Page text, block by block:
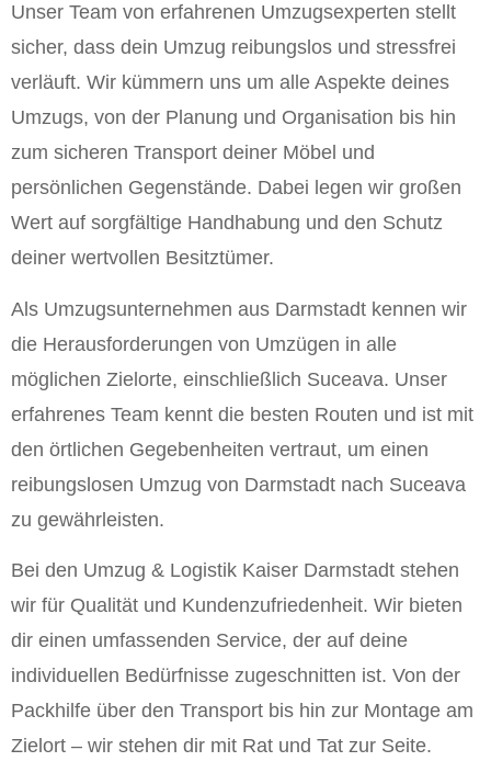
Unser Team von erfahrenen Umzugsexperten stellt
sicher, dass dein Umzug reibungslos und stressfrei
verläuft. Wir kümmern uns um alle Aspekte deines
Umzugs, von der Planung und Organisation bis hin
zum sicheren Transport deiner Möbel und
persönlichen Gegenstände. Dabei legen wir großen
Wert auf sorgfältige Handhabung und den Schutz
deiner wertvollen Besitztümer.
Als Umzugsunternehmen aus Darmstadt kennen wir
die Herausforderungen von Umzügen in alle
möglichen Zielorte, einschließlich Suceava. Unser
erfahrenes Team kennt die besten Routen und ist mit
den örtlichen Gegebenheiten vertraut, um einen
reibungslosen Umzug von Darmstadt nach Suceava
zu gewährleisten.
Bei den Umzug & Logistik Kaiser Darmstadt stehen
wir für Qualität und Kundenzufriedenheit. Wir bieten
dir einen umfassenden Service, der auf deine
individuellen Bedürfnisse zugeschnitten ist. Von der
Packhilfe über den Transport bis hin zur Montage am
Zielort – wir stehen dir mit Rat und Tat zur Seite.